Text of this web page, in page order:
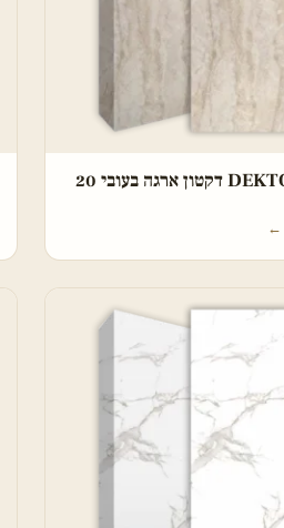
DEKTON ARGA דקטון ארגה בעובי 20
←